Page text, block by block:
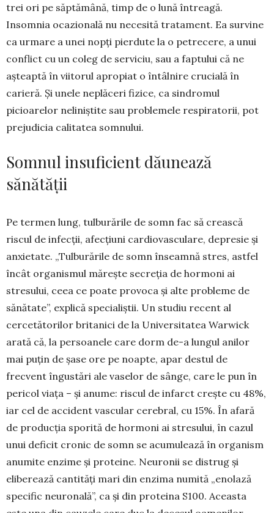
trei ori pe săptămână, timp de o lună întreagă.
Insomnia oca­zională nu necesită tratament. Ea survine
ca urmare a unei nopți pierdute la o petrecere, a unui
conflict cu un coleg de serviciu, sau a faptului că ne
așteaptă în viitorul apropiat o întâlnire cru­cială în
carieră. Și unele neplăceri fizice, ca sin­dromul
picioarelor neliniștite sau problemele res­pi­ratorii, pot
prejudicia calitatea somnului.
Somnul insuficient dăunează
sănătății
Pe termen lung, tulburările de somn fac să creas­­că
riscul de infecții, afecțiuni cardiovasculare, de­presie și
anxietate. „Tulburările de somn înseam­nă stres, astfel
încât organismul mărește secreția de hormoni ai
stresului, ceea ce poate provoca și alte probleme de
sănătate”, explică specialiștii. Un stu­diu recent al
cercetătorilor britanici de la Univer­si­tatea Warwick
arată că, la persoanele care dorm de-a lungul anilor
mai puțin de șase ore pe noapte, apar destul de
frecvent îngustări ale vase­lor de sânge, care le pun în
pericol viața – și anu­me: riscul de infarct crește cu 48%,
iar cel de accident vascular cerebral, cu 15%. În afară
de producția sporită de hormoni ai stresului, în cazul
unui deficit cronic de somn se acumulează în organism
anumite enzime și proteine. Neuronii se distrug și
eliberează canti­tăți mari din enzima numită „enolază
specific neu­ronală”, ca și din pro­teina S100. Aceasta